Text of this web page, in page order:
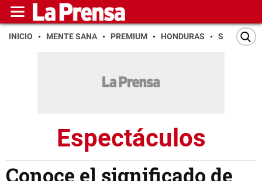
INICIO MENTE SANA PREMIUM HONDURAS SAN PEDRO
Espectáculos
Conoce el significado de